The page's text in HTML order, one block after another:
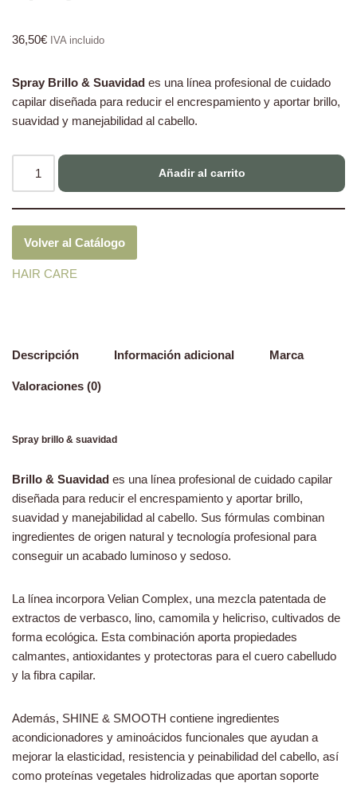
36,50€ IVA incluido
Spray Brillo & Suavidad es una línea profesional de cuidado
capilar diseñada para reducir el encrespamiento y aportar brillo,
suavidad y manejabilidad al cabello.
Añadir al carrito
Volver al Catálogo
HAIR CARE
Descripción Información adicional Marca
Valoraciones (0)
Spray brillo & suavidad
Brillo & Suavidad es una línea profesional de cuidado capilar
diseñada para reducir el encrespamiento y aportar brillo,
suavidad y manejabilidad al cabello. Sus fórmulas combinan
ingredientes de origen natural y tecnología profesional para
conseguir un acabado luminoso y sedoso.
La línea incorpora Velian Complex, una mezcla patentada de
extractos de verbasco, lino, camomila y helicriso, cultivados de
forma ecológica. Esta combinación aporta propiedades
calmantes, antioxidantes y protectoras para el cuero cabelludo
y la fibra capilar.
Además, SHINE & SMOOTH contiene ingredientes
acondicionadores y aminoácidos funcionales que ayudan a
mejorar la elasticidad, resistencia y peinabilidad del cabello, así
como proteínas vegetales hidrolizadas que aportan soporte